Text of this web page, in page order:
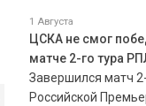
1 Августа
ЦСКА не смог
матче 2-го тура
Завершился матч
Российской